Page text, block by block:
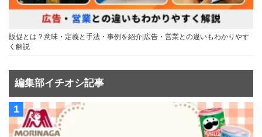
販促とは？意味・定義と手法・事例を紹介|広告・営業との違いもわかりやす
く解説
編集部イチオシ記事